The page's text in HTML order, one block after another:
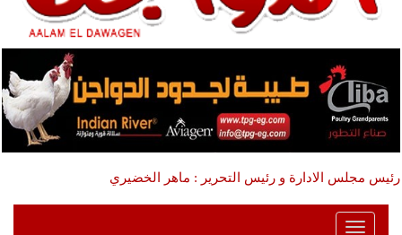
رئيس مجلس الادارة و رئيس التحرير : ماهر الخضيري
Toggle